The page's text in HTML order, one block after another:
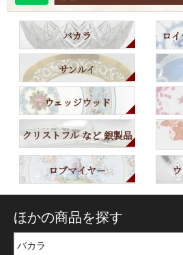
バカラ ロ
サンルイ
ウェッジウッド
クリストフル など 銀製品
ロブマイヤー
ほかの商品を探す